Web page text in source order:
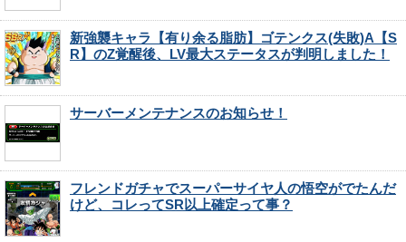
新強襲キャラ【有り余る脂肪】ゴテンクス(失敗)A【S
R】のZ覚醒後、LV最大ステータスが判明しました！
サーバーメンテナンスのお知らせ！
フレンドガチャでスーパーサイヤ人の悟空がでたんだ
けど、コレってSR以上確定って事？